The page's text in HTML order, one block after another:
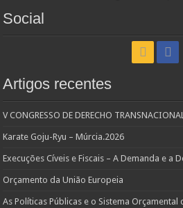
Social
Artigos recentes
V CONGRESSO DE DERECHO
Karate Goju-Ryu – Múrcia.2026
Execuções Cíveis e Fiscais – A Demanda e a
Orçamento da União Europeia
As Políticas Públicas e o Sistema Orçamental